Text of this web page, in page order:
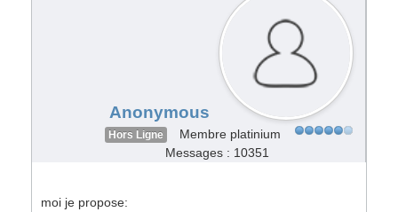
Anonymous
Hors Ligne
Membre platinium
Messages : 10351
moi je propose: